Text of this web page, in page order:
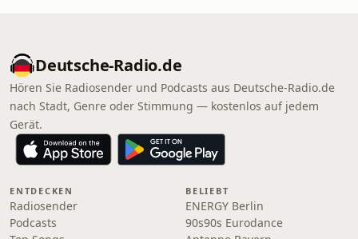
Deutsche-Radio.de
Hören Sie Radiosender und Podcasts aus Deutsche-Radio.de
nach Stadt, Genre oder Stimmung — kostenlos auf jedem
Gerät.
ENTDECKEN
Radiosender
Podcasts
BELIEBT
ENERGY Berlin
90s90s Eurodance